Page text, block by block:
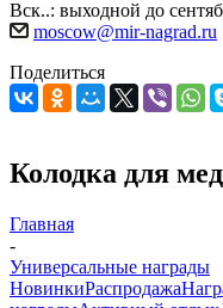
Вск..: выходной до
moscow@mir-nagrad.ru
Поделиться
Колодка для
Главная
-
Универсальные награды
НовинкиРаспродажа